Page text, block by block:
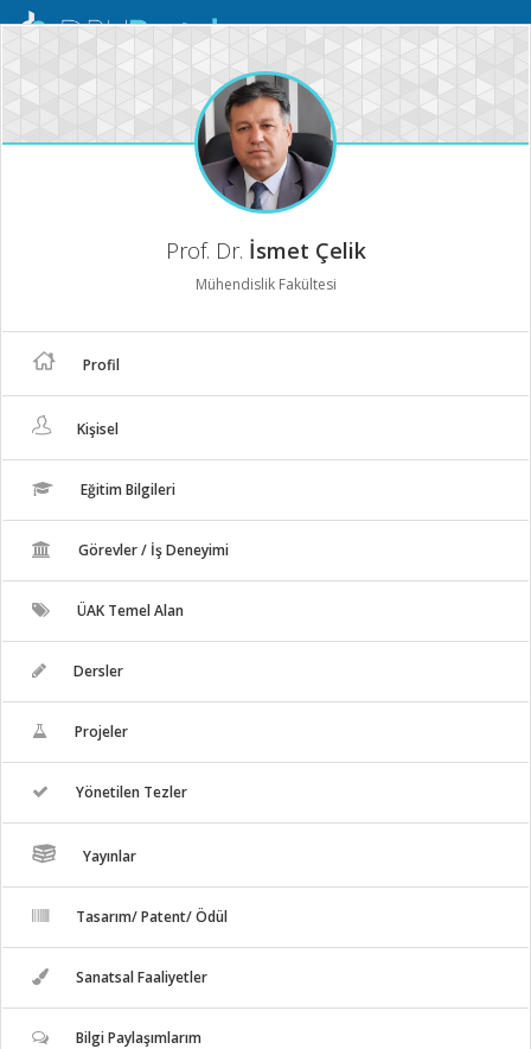
Mobil
Prof. Dr. İsmet Çelik
Mühendislik Fakültesi
Profil
Kişisel
Eğitim Bilgileri
Görevler / İş Deneyimi
ÜAK Temel Alan
Dersler
Projeler
Yönetilen Tezler
Yayınlar
Tasarım/ Patent/ Ödül
Sanatsal Faaliyetler
Bilgi Paylaşımlarım